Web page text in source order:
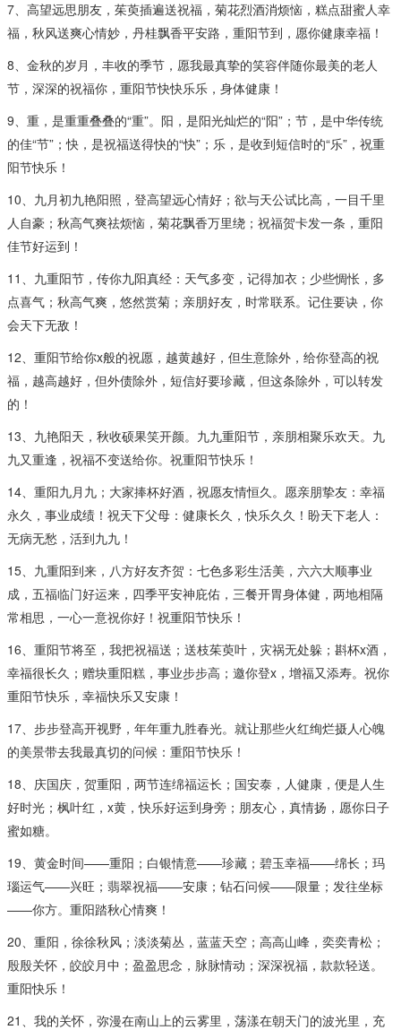
7、高望远思朋友，茱萸插遍送祝福，菊花烈酒消烦恼，糕点甜蜜人幸
福，秋风送爽心情妙，丹桂飘香平安路，重阳节到，愿你健康幸福！
8、金秋的岁月，丰收的季节，愿我最真挚的笑容伴随你最美的老人
节，深深的祝福你，重阳节快快乐乐，身体健康！
9、重，是重重叠叠的“重”。阳，是阳光灿烂的“阳”；节，是中华传统
的佳“节”；快，是祝福送得快的“快”；乐，是收到短信时的“乐”，祝重
阳节快乐！
10、九月初九艳阳照，登高望远心情好；欲与天公试比高，一目千里
人自豪；秋高气爽祛烦恼，菊花飘香万里绕；祝福贺卡发一条，重阳
佳节好运到！
11、九重阳节，传你九阳真经：天气多变，记得加衣；少些惆怅，多
点喜气；秋高气爽，悠然赏菊；亲朋好友，时常联系。记住要诀，你
会天下无敌！
12、重阳节给你x般的祝愿，越黄越好，但生意除外，给你登高的祝
福，越高越好，但外债除外，短信好要珍藏，但这条除外，可以转发
的！
13、九艳阳天，秋收硕果笑开颜。九九重阳节，亲朋相聚乐欢天。九
九又重逢，祝福不变送给你。祝重阳节快乐！
14、重阳九月九；大家捧杯好酒，祝愿友情恒久。愿亲朋挚友：幸福
永久，事业成绩！祝天下父母：健康长久，快乐久久！盼天下老人：
无病无愁，活到九九！
15、九重阳到来，八方好友齐贺：七色多彩生活美，六六大顺事业
成，五福临门好运来，四季平安神庇佑，三餐开胃身体健，两地相隔
常相思，一心一意祝你好！祝重阳节快乐！
16、重阳节将至，我把祝福送；送枝茱萸叶，灾祸无处躲；斟杯x酒，
幸福很长久；赠块重阳糕，事业步步高；邀你登x，增福又添寿。祝你
重阳节快乐，幸福快乐又安康！
17、步步登高开视野，年年重九胜春光。就让那些火红绚烂摄人心魄
的美景带去我最真切的问候：重阳节快乐！
18、庆国庆，贺重阳，两节连绵福运长；国安泰，人健康，便是人生
好时光；枫叶红，x黄，快乐好运到身旁；朋友心，真情扬，愿你日子
蜜如糖。
19、黄金时间——重阳；白银情意——珍藏；碧玉幸福——绵长；玛
瑙运气——兴旺；翡翠祝福——安康；钻石问候——限量；发往坐标
——你方。重阳踏秋心情爽！
20、重阳，徐徐秋风；淡淡菊丛，蓝蓝天空；高高山峰，奕奕青松；
殷殷关怀，皎皎月中；盈盈思念，脉脉情动；深深祝福，款款轻送。
重阳快乐！
21、我的关怀，弥漫在南山上的云雾里，荡漾在朝天门的波光里，充